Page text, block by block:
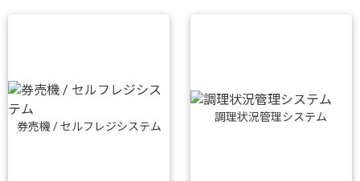
券売機 / セルフレジシステム
調理状況管理システム